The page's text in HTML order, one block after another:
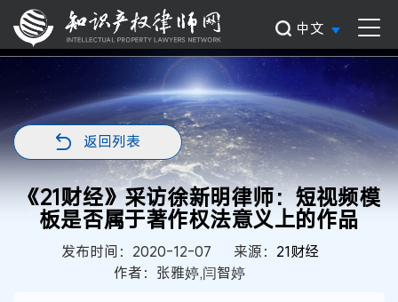
中文
返回列表
《21财经》采访徐新明律师：短视频模
板是否属于著作权法意义上的作品
发布时间：2020-12-07 来源： 21财经
作者：张雅婷,闫智婷